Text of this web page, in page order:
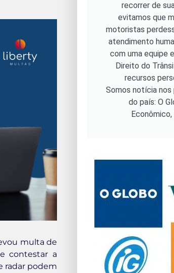
multa de
contestar a
radar podem
recorrer de
evitamos que
motoristas
atendimento
com uma equipe
Direito do
recursos
Somos notícia nos
do país: O